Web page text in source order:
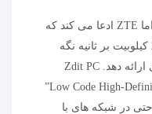
تنها مشکل رایانش ابری تأخیر است. اما ZTE ادعا می کند که
پهنای باند همیشه در محدوده 100 تا 20 کیلوبیت بر ثانیه نگه
داشته می شود تا تجربه کاربری بهتری ارائه دهد. Zdit PC
همچنین از فناوری جدیدی به نام “Low Code High-Definition”
حتی در شبکه های با